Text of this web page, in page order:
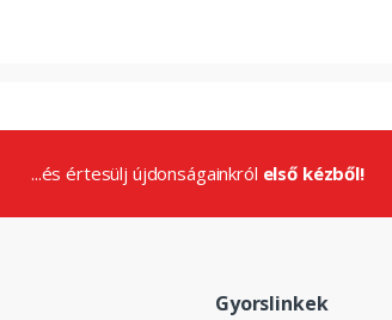
...és értesülj újdonságainkról első kézből!
Gyorslinkek